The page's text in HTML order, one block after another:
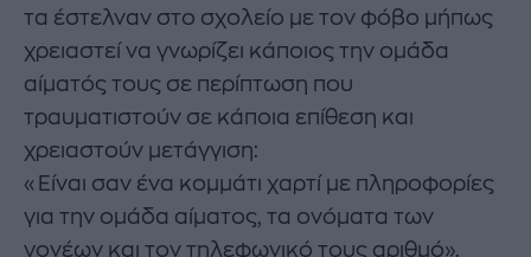
τα έστελναν στο σχολείο με τον φόβο μήπως
χρειαστεί να γνωρίζει κάποιος την ομάδα
αίματός τους σε περίπτωση που
τραυματιστούν σε κάποια επίθεση και
χρειαστούν μετάγγιση:
«Είναι σαν ένα κομμάτι χαρτί με πληροφορίες
για την ομάδα αίματος, τα ονόματα των
γονέων και τον τηλεφωνικό τους αριθμό».